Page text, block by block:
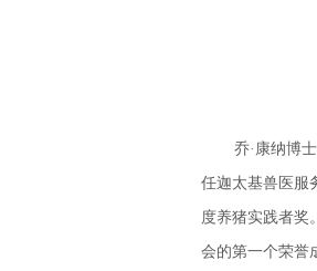
乔·康纳博
任迦太基兽医服
度养猪实践者奖
会的第一个荣誉